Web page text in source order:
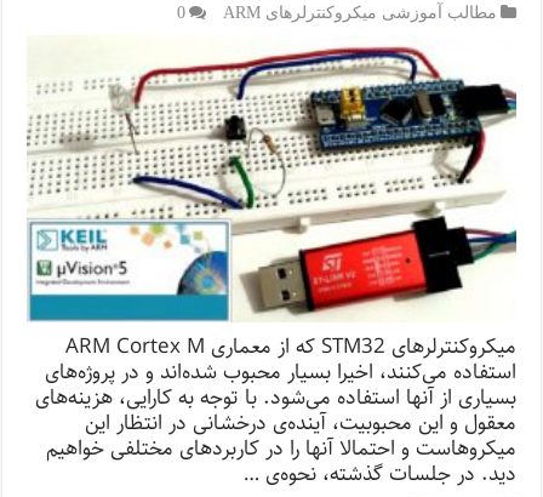
مطالب آموزشی میکروکنترلرهای ARM 0
میکروکنترلرهای STM32 که از معماری ARM Cortex M
استفاده می‌کنند، اخیرا بسیار محبوب شده‌اند و در پروژه‌های
بسیاری از آنها استفاده می‌شود. با توجه به کارایی، هزینه‌های
معقول و این محبوبیت، آینده‌ی درخشانی در انتظار این
میکروهاست و احتمالا آنها را در کاربردهای مختلفی خواهیم
دید. در جلسات گذشته، نحوه‌ی …